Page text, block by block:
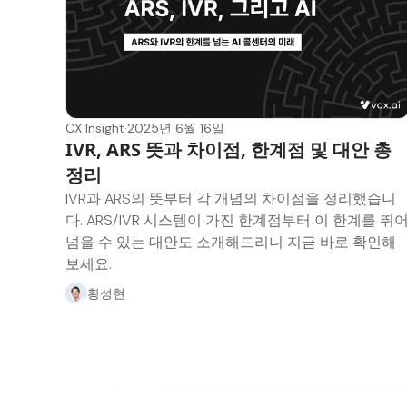
CX Insight·2025년 6월 16일
IVR, ARS 뜻과 차이점, 한계점 및 대안 총
정리
IVR과 ARS의 뜻부터 각 개념의 차이점을 정리했습니
다. ARS/IVR 시스템이 가진 한계점부터 이 한계를 뛰
넘을 수 있는 대안도 소개해드리니 지금 바로 확인해
보세요.
황성현